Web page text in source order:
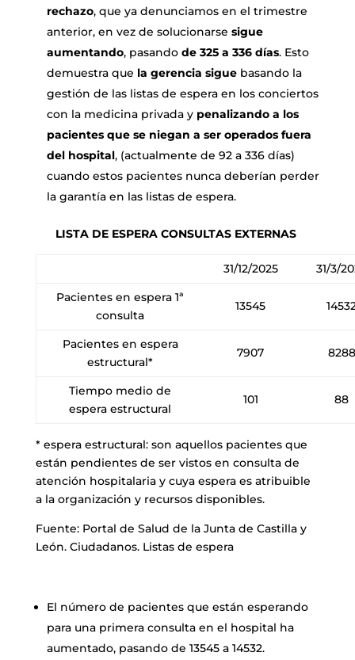
rechazo, que ya denunciamos en el trimestre
anterior, en vez de solucionarse sigue
aumentando, pasando de 325 a 336 días. Esto
demuestra que la gerencia siguebasando la
gestión de las listas de espera en los conciertos
con la medicina privada y penalizando a los
pacientes que se niegan a ser operados fuera
del hospital, (actualmente de 92 a 336 días)
cuando estos pacientes nunca deberían perder
la garantía en las listas de espera.
LISTA DE ESPERA CONSULTAS EXTERNAS
31/12/2025
31/3/
Pacientes en espera 1ª
consulta
13545
Pacientes en espera
estructural*
7907 8288
Tiempo medio de
espera estructural
101 88
* espera estructural: son aquellos pacientes que
están pendientes de ser vistos en consulta de
atención hospitalaria y cuya espera es atribuible
a la organización y recursos disponibles.
Fuente: Portal de Salud de la Junta de Castilla y
León. Ciudadanos. Listas de espera
El número de pacientes que están esperando
para una primera consulta en el hospital ha
aumentado, pasando de 13545 a 14532.